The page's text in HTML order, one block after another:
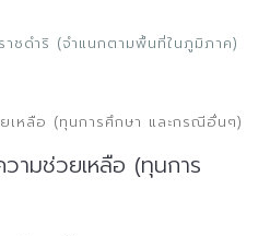
าชดำริ (จำแนกตามพื้นที่ในภูมิภาค)
เหลือ (ทุนการศึกษา และกรณีอื่นๆ)
วามช่วยเหลือ (ทุนการ